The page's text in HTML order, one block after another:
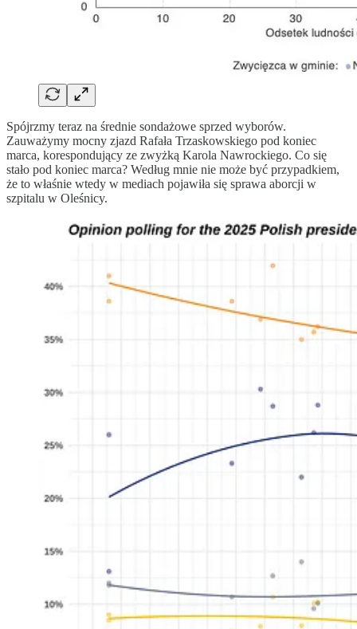
Spójrzmy teraz na średnie sondażowe sprzed wyborów.
Zauważymy mocny zjazd Rafała Trzaskowskiego pod koniec
marca, korespondujący ze zwyżką Karola Nawrockiego. Co się
stało pod koniec marca? Według mnie nie może być przypadkiem,
że to właśnie wtedy w mediach pojawiła się sprawa aborcji w
szpitalu w Oleśnicy.